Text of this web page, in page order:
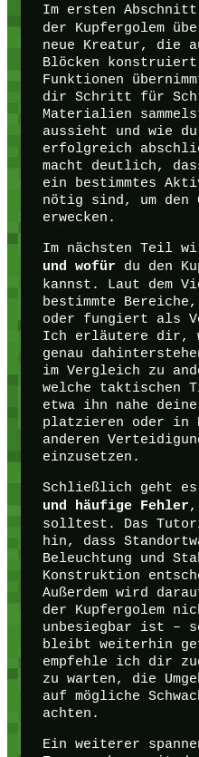
Im ersten
der Kupfergolem
neue Kreatur, die
Blöcken
Funktionen
dir Schritt für
Materialien
aussieht und wie
erfolgreich
macht deutlich,
ein bestimmtes
nötig sind, um den
erwecken.
Im nächsten Teil
und wofür du den
kannst. Laut dem
bestimmte
oder fungiert als
Ich erläutere dir,
genau
im Vergleich zu
welche taktischen
etwa ihn nahe
platzieren oder in
anderen
einzusetzen.
Schließlich geht es
und häufige Fehler,
solltest. Das
hin, dass
Beleuchtung und
Konstruktion
Außerdem wird
der Kupfergolem
unbesiegbar ist –
bleibt weiterhin
empfehle ich dir
zu warten, die
auf mögliche
achten.
Ein weiterer